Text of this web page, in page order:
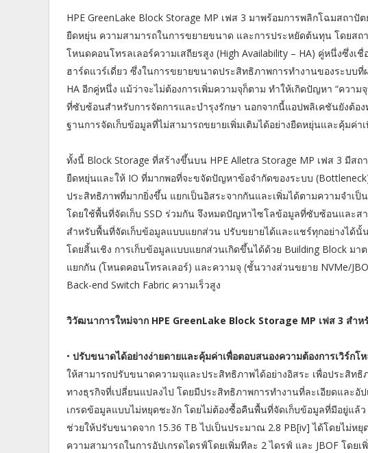
HPE GreenLake Block Storage MP เฟส 3 มาพร้อมการพลิกโฉมสถา
ยืดหยุ่น ความสามารถในการขยายขนาด และการประหยัดต้นทุน โดยสถ
โหนดคอนโทรลเลอร์ความเสถียรสูง (High Availability – HA) คู่หนึ่งซึ่ง
ฮาร์ดแวร์เดี่ยว ซึ่งในการขยายขนาดประสิทธิภาพการทำงานของระบบ
HA อีกคู่หนึ่ง แม้ว่าจะไม่ต้องการเพิ่มความจุก็ตาม ทำให้เกิดปัญหา “ควา
ที่ซับซ้อนสำหรับการจัดการและบำรุงรักษา นอกจากนี้แอปพลิเคชันยังต้อ
ฐานการจัดเก็บข้อมูลที่ไม่สามารถขยายเพิ่มเติมได้อย่างยืดหยุ่นและคุ้มค่า
ทั้งนี้ Block Storage ที่สร้างขึ้นบน HPE Alletra Storage MP เฟส 3 มีส
ยืดหยุ่นและให้ IO ที่มากพอที่จะขจัดปัญหาข้อจำกัดของระบบ
ประสิทธิภาพที่มากยิ่งขึ้น แยกเป็นอิสระจากกันและเพิ่มได้ตามความจำเป็
โดยใช้พื้นที่จัดเก็บ SSD ร่วมกัน จึงหมดปัญหาไซโลข้อมูลที่ซับซ้อนและส
สำหรับพื้นที่จัดเก็บข้อมูลแบบแยกส่วน ปรับขยายได้และแชร์ทุกอย่างได้นั้
โดยสิ้นเชิง การเก็บข้อมูลแบบแยกส่วนเกิดขึ้นได้ด้วย Building Block ม
แยกกัน (โหนดคอนโทรลเลอร์) และความจุ (ชั้นวางส่วนขยาย NVMe/
Back-end Switch Fabric ความเร็วสูง
วิวัฒนาการใหม่จาก HPE GreenLake Block Storage MP เฟส 3 สำ
• ปรับขนาดได้อย่างง่ายดายและคุ้มค่าเพื่อตอบสนองความต้องการเวิร์ก
ให้สามารถปรับขนาดความจุและประสิทธิภาพได้อย่างอิสระ เพื่อประสิท
ทางธุรกิจที่เปลี่ยนแปลงไป โดยมีประสิทธิภาพการทำงานที่ละเอียดและอั
เกรดข้อมูลแบบไม่หยุดชะงัก โดยไม่ต้องซื้อคืนพื้นที่จัดเก็บข้อมูลที่มีอยู่แล้
ช่วยให้ปรับขนาดจาก 15.36 TB ไปเป็นประมาณ 2.8 PB[iv] ได้โดยไม่ห
ความสามารถในการอัปเกรดไดรฟ์โดยเพิ่มทีละ 2 ไดรฟ์ และ JBOF โด